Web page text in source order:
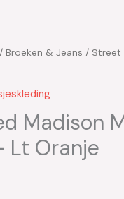
/ Broeken & Jeans / Street
Madison
Lt Oranje